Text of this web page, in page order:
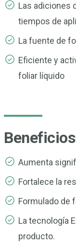
Las adiciones
tiempos de
La fuente de
Eficiente y
foliar líquido
Beneficios
Aumenta
Fortalece la
Formulado de
La tecnología
producto.